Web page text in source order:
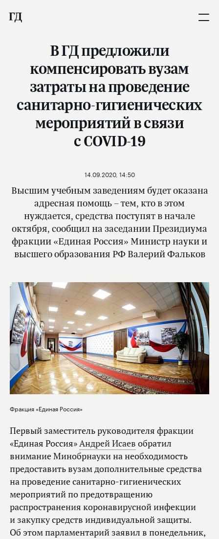
В ГД предложили
компенсировать вузам
затраты на проведение
санитарно-гигиенических
мероприятий в связи
с COVID-19
Высшим учебным заведениям будет оказана
адресная помощь – тем, кто в этом
нуждается, средства поступят в начале
октября, сообщил на заседании Президиума
фракции «Единая Россия» Министр науки и
высшего образования РФ Валерий Фальков
14.09.2020, 14:50
Фракция «Единая Россия»
Первый заместитель руководителя фракции
«Единая Россия»Андрей Исаев обратил
внимание Минобрнауки на необходимость
предоставить вузам дополнительные средства
на проведение санитарно-гигиенических
мероприятий по предотвращению
распространения коронавирусной инфекции
и закупку средств индивидуальной защиты.
Об этом парламентарий заявил в понедельник,